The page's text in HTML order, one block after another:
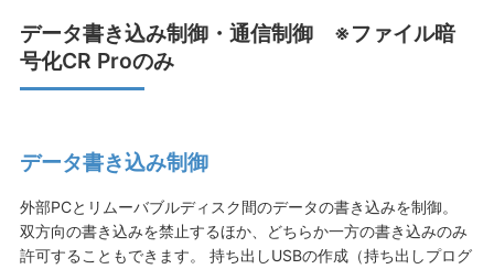
データ書き込み制御・通信制御 ※ファイル暗
号化CR Proのみ
データ書き込み制御
外部PCとリムーバブルディスク間のデータの書き込みを制御。
双方向の書き込みを禁止するほか、どちらか一方の書き込みのみ
許可することもできます。 持ち出しUSBの作成（持ち出しプログ